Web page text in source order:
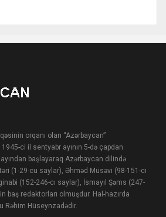
orqanı olan “Azərbaycan”
ci il sentyabr ayının 5-də çapdan
başlayaraq Azərbaycan dilində
(1-29-cu saylar), Əhməd Müsəvi (98-151-ci
(152-246-cı saylar), İsmayıl Şəms (247-
baş redaktorları olmuşdur. Hal-hazırda
Rəhim Hüseynzadədir.